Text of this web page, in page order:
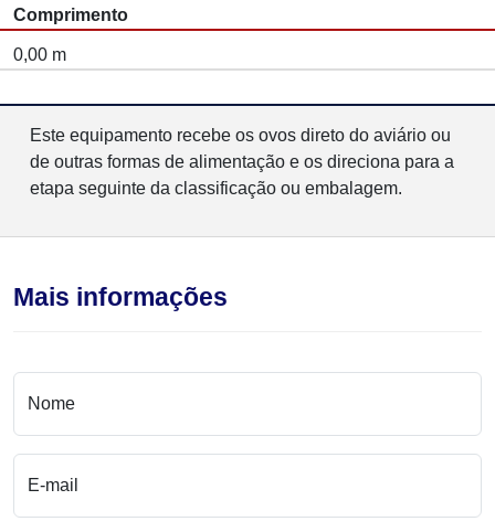
Comprimento
0,00 m
Este equipamento recebe os ovos direto do aviário ou
de outras formas de alimentação e os direciona para a
etapa seguinte da classificação ou embalagem.
Mais informações
Nome
E-mail